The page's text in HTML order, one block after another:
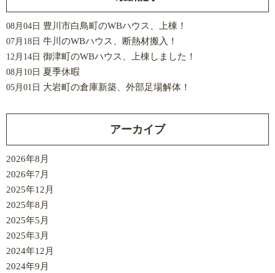
08月04日 豊川市白鳥町のWBハウス、上棟！
07月18日 牛川のWBハウス、断熱材搬入！
12月14日 御津町のWBハウス、上棟しました！
08月10日 夏季休暇
05月01日 大岩町の倉庫新築、外部足場解体！
アーカイブ
2026年8月
2026年7月
2025年12月
2025年8月
2025年5月
2025年3月
2024年12月
2024年9月